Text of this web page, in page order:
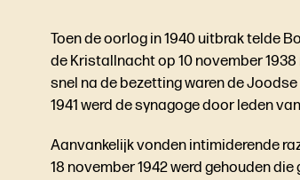
Toen de oorlog in 1940 uitbrak telde
de Kristallnacht op 10 november
snel na de bezetting waren de
1941 werd de synagoge door leden
Aanvankelijk vonden intimiderende
18 november 1942 werd gehouden